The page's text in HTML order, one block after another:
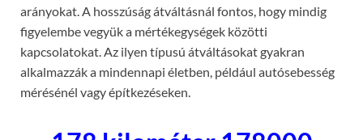
arányokat. A hosszúság átváltásnál fontos, hogy mindig
figyelembe vegyük a mértékegységek közötti
kapcsolatokat. Az ilyen típusú átváltásokat gyakran
alkalmazzák a mindennapi életben, például autósebesség
mérésénél vagy építkezéseken.